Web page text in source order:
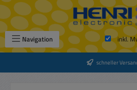
Zum Hauptinhalt springen
Navigation inkl.
schneller